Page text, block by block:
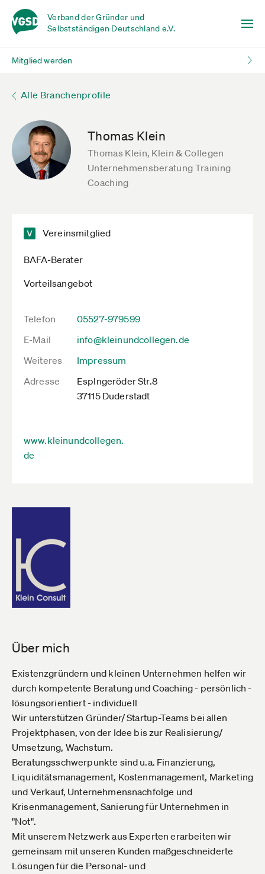
Verband der Gründer und
Selbstständigen Deutschland e.V.
Mitglied werden
Alle Branchenprofile
Thomas Klein
Thomas Klein, Klein & Collegen
Unternehmensberatung Training
Coaching
Vereinsmitglied
BAFA-Berater
Vorteilsangebot
Telefon
05527-979599
E-Mail
info@kleinundcollegen.de
Weiteres
Impressum
Adresse
Esplngeröder Str.8
37115 Duderstadt
www.kleinundcollegen.
de
Über mich
Existenzgründern und kleinen Unternehmen helfen wir
durch kompetente Beratung und Coaching - persönlich -
lösungsorientiert - individuell
Wir unterstützen Gründer/ Startup-Teams bei allen
Projektphasen, von der Idee bis zur Realisierung/
Umsetzung, Wachstum.
Beratungsschwerpunkte sind u.a. Finanzierung,
Liquiditätsmanagement, Kostenmanagement, Marketing
und Verkauf, Unternehmensnachfolge und
Krisenmanagement, Sanierung für Unternehmen in
"Not".
Mit unserem Netzwerk aus Experten erarbeiten wir
gemeinsam mit unseren Kunden maßgeschneiderte
Lösungen für die Personal- und